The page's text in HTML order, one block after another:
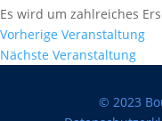
Es wird um zahlreiches
Vorherige Veranstaltung
Nächste Veranstaltung
© 2023